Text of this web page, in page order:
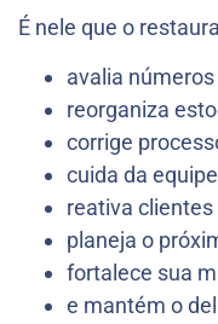
É nele que o
avalia
reorganiza
corrige
cuida da
reativa clientes
planeja o
fortalece sua
e mantém o